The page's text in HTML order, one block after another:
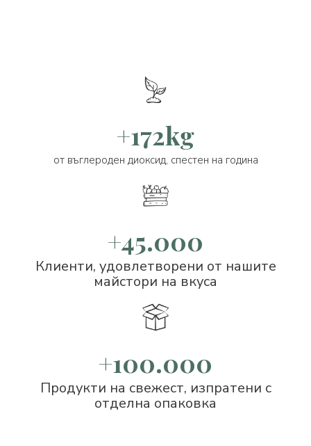
+172kg
от въглероден диоксид, спестен на година
+45.000
Клиенти, удовлетворени от нашите
майстори на вкуса
+100.000
Продукти на свежест, изпратени с
отделна опаковка